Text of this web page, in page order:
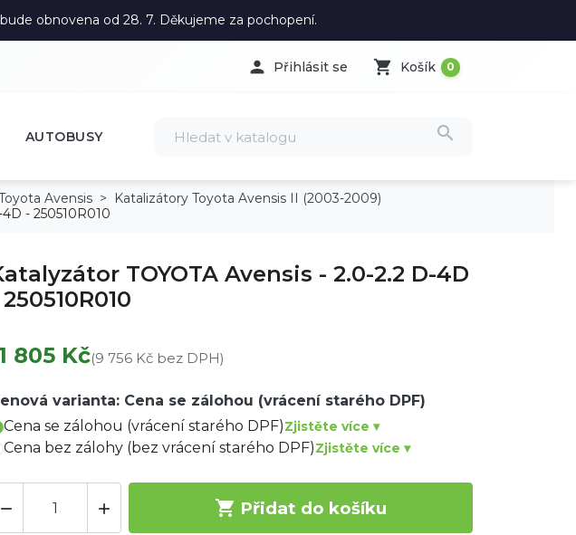
obnovena od 28. 7. Děkujeme za pochopení.
 Přihlásit se shopping_cart Košík 0
AUTOBUSY search
Avensis
Katalizátory Toyota Avensis II (2003-2009)
- 250510R010
TOYOTA Avensis - 2.0-2.2 D-4D
805 Kč(9 756 Kč bez DPH)
varianta: Cena se zálohou (vrácení starého DPF)
Cena se zálohou (vrácení starého DPF)Zjistěte více ▾
Cena bez zálohy (bez vrácení starého DPF)Zjistěte více ▾
   Přidat do košíku